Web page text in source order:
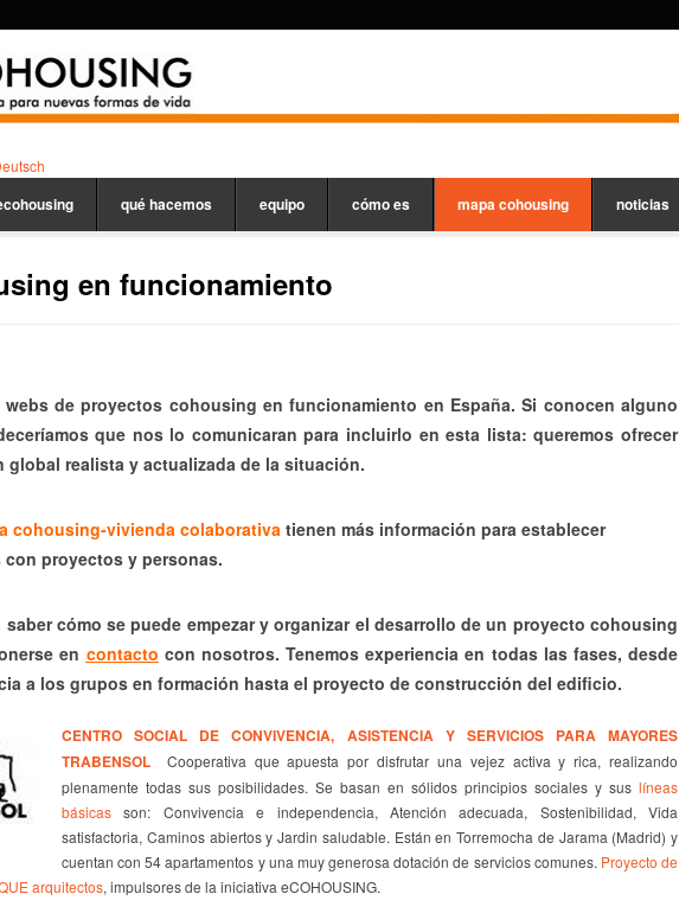
qué hacemos equipo cómo es mapa cohousing noticias
en funcionamiento
webs de proyectos cohousing en funcionamiento en España. Si conocen alguno
que nos lo comunicaran para incluirlo en esta lista: queremos ofrecer
global realista y actualizada de la situación.
cohousing-vivienda colaborativa tienen más información para establecer
proyectos y personas.
saber cómo se puede empezar y organizar el desarrollo de un proyecto cohousing
en contacto con nosotros. Tenemos experiencia en todas las fases, desde
a los grupos en formación hasta el proyecto de construcción del edificio.
CENTRO SOCIAL DE CONVIVENCIA, ASISTENCIA Y SERVICIOS PARA MAYORES
TRABENSOL
Cooperativa que apuesta por disfrutar una vejez activa y rica, realizando
plenamente todas sus posibilidades. Se basan en sólidos principios sociales y sus líneas
básicas son: Convivencia e independencia, Atención adecuada, Sostenibilidad, Vida
satisfactoria, Caminos abiertos y Jardin saludable. Están en Torremocha de Jarama (Madrid) y
cuentan con 54 apartamentos y una muy generosa dotación de servicios comunes. Proyecto de
arquitectos, impulsores de la iniciativa eCOHOUSING.